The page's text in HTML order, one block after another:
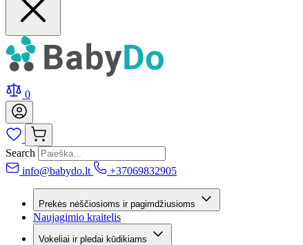
0
Search
info@babydo.lt
+37069832905
Prekės nėščiosioms ir pagimdžiusioms
Naujagimio kraitelis
Vokeliai ir pledai kūdikiams